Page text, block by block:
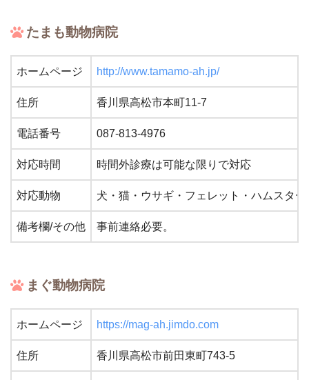
たまも動物病院
ホームページ http://www.tamamo-ah.jp/
住所 香川県高松市本町11-7
電話番号 087-813-4976
対応時間 時間外診療は可能な限りで対応
対応動物 犬・猫・ウサギ・フェレット・ハムスター
備考欄/その他 事前連絡必要。
まぐ動物病院
ホームページ https://mag-ah.jimdo.com
住所 香川県高松市前田東町743-5